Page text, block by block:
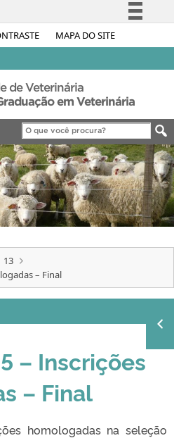
MAPA DO SITE
Simplifique!
Acesso à informação
Legislação
Canais
de Veterinária
em Veterinária
13
– Final
– Inscrições
– Final
homologadas na seleção